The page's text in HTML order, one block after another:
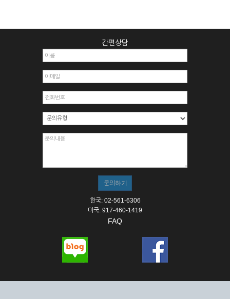
간편상담
한국: 02-561-6306
미국: 917-460-1419
FAQ